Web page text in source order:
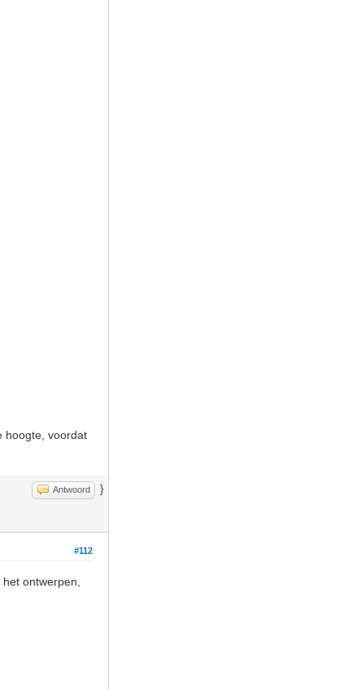
hoogte, voordat
Antwoord }
#112
ontwerpen,